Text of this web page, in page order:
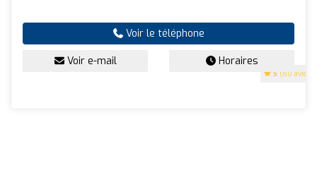
5 (60 avis)
Voir le téléphone
Voir e-mail Horaires